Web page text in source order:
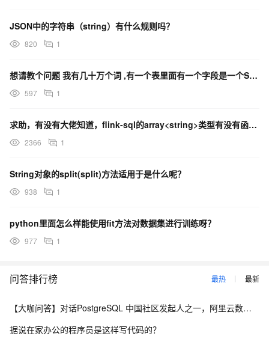
JSON中的字符串（string）有什么规则吗？
820 1
想请教个问题 我有几十万个词 ,有一个表里面有一个字段是一个String字符串,是一篇文章,很长,
597 1
求助，有没有大佬知道，flink-sql的array<string>类型有没有函数能转为字符串格式输
2366 1
String对象的split(split)方法适用于是什么呢？
938 1
python里面怎么样能使用fit方法对数据集进行训练呀？
977 1
问答排行榜 最热 最新
【大咖问答】对话PostgreSQL 中国社区发起人之一，阿里云数据库高级专家 德哥
据说在家办公的程序员是这样写代码的？